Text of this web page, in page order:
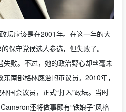
坛应该是在2001年。在这一年的大
保守党候选人参选，但失败了。
失败。不过，她的政治野心却丝毫未
南部格林威治的市议员。2010年，
国会议员，正式“打入”政坛。当时
还将做事颇有“铁娘子”风格